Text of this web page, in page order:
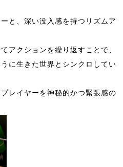
と、深い没入感を持つリズムア
アクションを繰り返すことで、
に生きた世界とシンクロしてい
レイヤーを神秘的かつ緊張感の